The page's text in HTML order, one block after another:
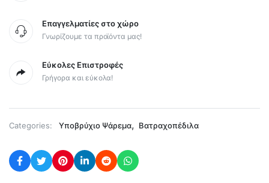
Επαγγελματίες στο χώρο
Γνωρίζουμε τα προϊόντα μας!
Εύκολες Επιστροφές
Γρήγορα και εύκολα!
Categories: Yποβρύχιο Ψάρεμα, Βατραχοπέδιλα